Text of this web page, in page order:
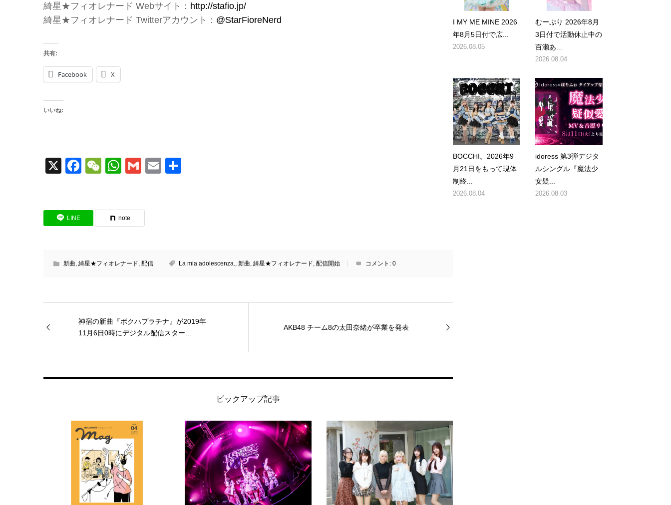
綺星★フィオレナード Webサイト： http://stafio.jp/
綺星★フィオレナード Twitterアカウント： @StarFioreNerd
共有:
Facebook X
いいね:
X Facebook
WeChat
WhatsApp
GmailEmail
LINE note
新曲, 綺星★フィオレナード, 配信 La mia adolescenza., 新曲, 綺星★フィオレナード, 配信開始 コメント: 0
神宿の新曲『ボクハプラチナ』が2019年
11月6日0時にデジタル配信スター...
AKB48 チーム8の太田奈緒が卒業を発表
ピックアップ記事
I MY ME MINE 2026
年8月5日付で広...
2026.08.05
むーぷり 2026年8月
3日付で活動休止中の
百瀬あ...
2026.08.04
BOCCHI。2026年9
月21日をもって現体
制終...
2026.08.04
idoress 第3弾デジタ
ルシングル『魔法少
女疑...
2026.08.03